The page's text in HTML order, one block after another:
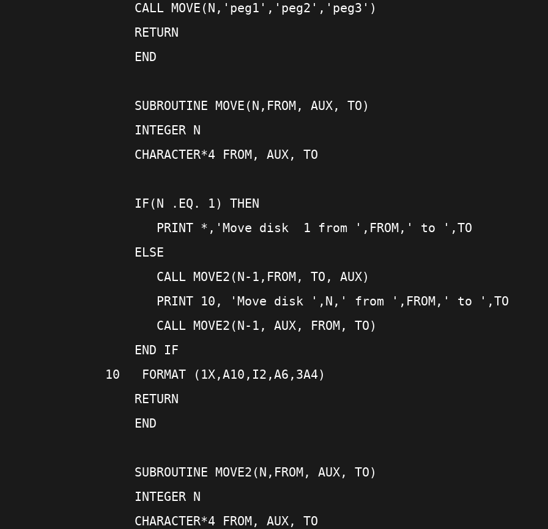
    CALL MOVE(N,'peg1','peg2','peg3')
    RETURN
    END
    SUBROUTINE MOVE(N,FROM, AUX, TO)
    INTEGER N
    CHARACTER*4 FROM, AUX, TO
    IF(N .EQ. 1) THEN
       PRINT *,'Move disk  1 from ',FROM,' to ',TO
    ELSE
       CALL MOVE2(N-1,FROM, TO, AUX)
       PRINT 10, 'Move disk ',N,' from ',FROM,' to ',TO
       CALL MOVE2(N-1, AUX, FROM, TO)
    END IF
10   FORMAT (1X,A10,I2,A6,3A4)
    RETURN
    END
    SUBROUTINE MOVE2(N,FROM, AUX, TO)
    INTEGER N
    CHARACTER*4 FROM, AUX, TO